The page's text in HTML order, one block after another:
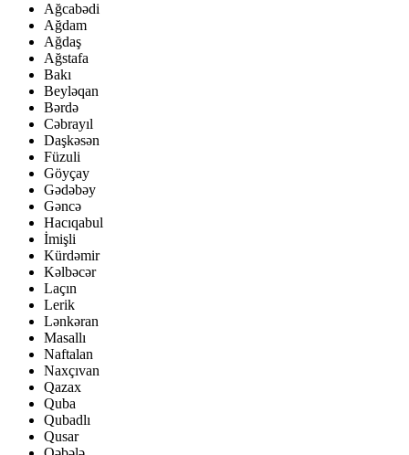
Ağcabədi
Ağdam
Ağdaş
Ağstafa
Bakı
Beyləqan
Bərdə
Cəbrayıl
Daşkəsən
Füzuli
Göyçay
Gədəbəy
Gəncə
Hacıqabul
İmişli
Kürdəmir
Kəlbəcər
Laçın
Lerik
Lənkəran
Masallı
Naftalan
Naxçıvan
Qazax
Quba
Qubadlı
Qusar